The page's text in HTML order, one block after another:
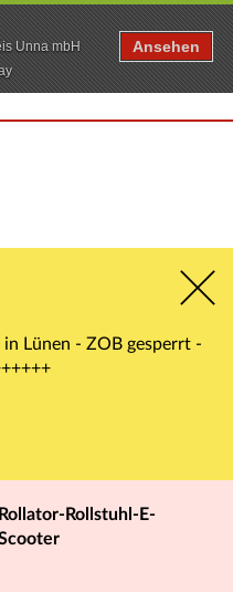
Lünen - ZOB gesperrt -
Rollator-Rollstuhl-E-
Unna mbH
Ansehen